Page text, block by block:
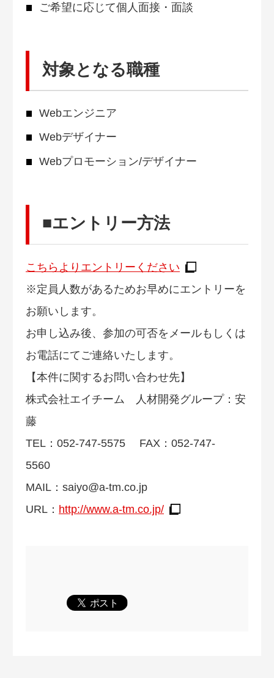
ご希望に応じて個人面接・面談
対象となる職種
Webエンジニア
Webデザイナー
Webプロモーション/デザイナー
■エントリー方法
こちらよりエントリーください
※定員人数があるためお早めにエントリーを
お願いします。
お申し込み後、参加の可否をメールもしくは
お電話にてご連絡いたします。
【本件に関するお問い合わせ先】
株式会社エイチーム 人材開発グループ：安
藤
TEL：052-747-5575 FAX：052-747-
5560
MAIL： saiyo@a-tm.co.jp
URL： http://www.a-tm.co.jp/